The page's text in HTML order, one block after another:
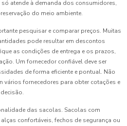
atende à demanda dos consumidores,
do meio ambiente.
pesquisar e comparar preços. Muitas
pode resultar em descontos
as condições de entrega e os prazos,
Um fornecedor confiável deve ser
de forma eficiente e pontual. Não
vários fornecedores para obter cotações e
das sacolas. Sacolas com
confortáveis, fechos de segurança ou